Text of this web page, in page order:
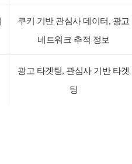
쿠키 기반 관심사 데이터, 광고
네트워크 추적 정보
광고 타겟팅, 관심사 기반 타겟
팅